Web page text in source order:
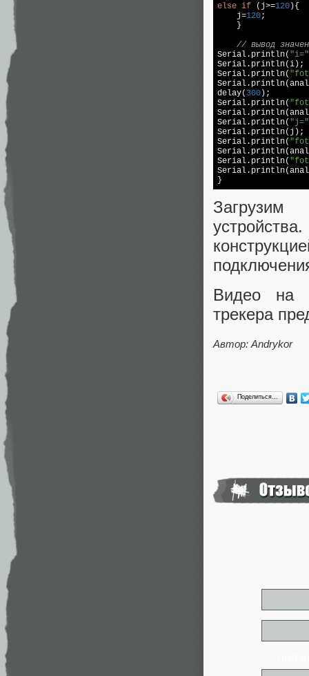
else if (j>=120){
    j=
120;
    }
// вывод
Serial.println( "i="
Serial.println(i);
Serial.println(
delay( 300);
Serial.println(
Serial.println( "j="
Serial.println(j);
Serial.println(
Serial.println(
Загрузим
Видео на
трекера
Автор: Andrykor
Поделиться…